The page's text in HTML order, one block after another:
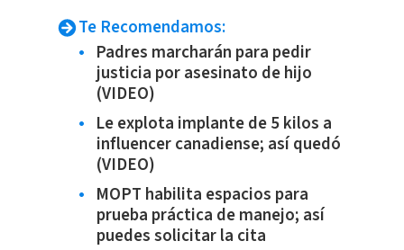
Te Recomendamos:
Padres marcharán para pedir
justicia por asesinato de hijo
(VIDEO)
Le explota implante de 5 kilos a
influencer canadiense; así quedó
(VIDEO)
MOPT habilita espacios para
prueba práctica de manejo; así
puedes solicitar la cita